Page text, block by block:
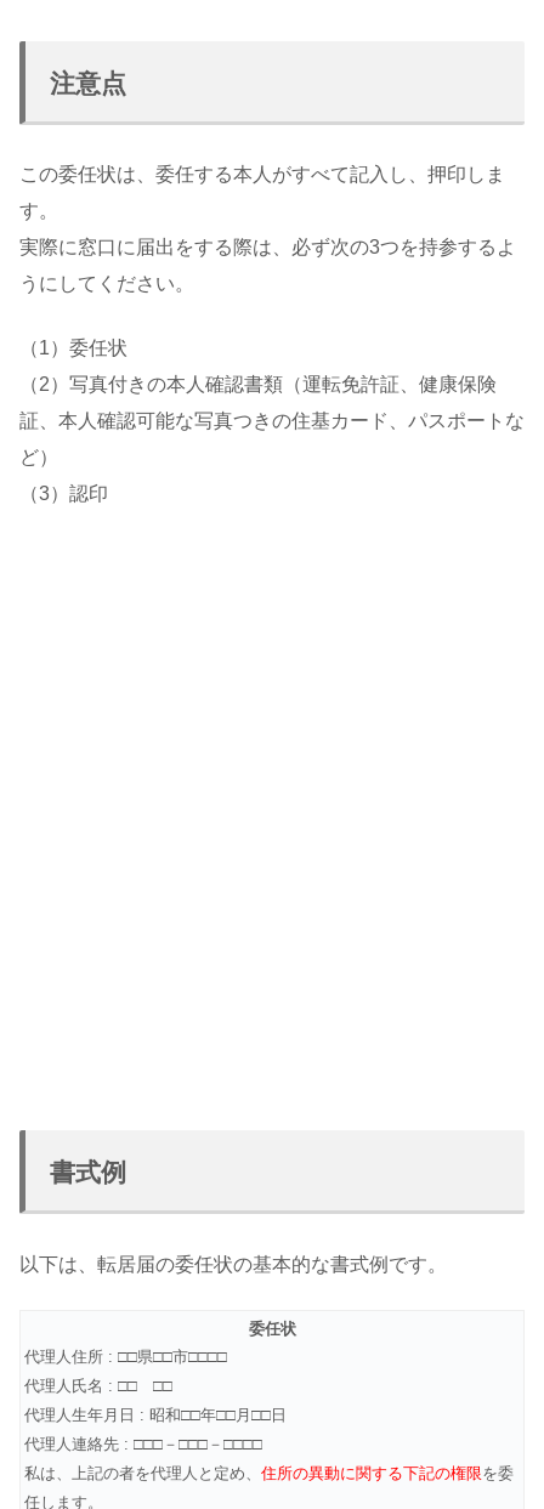
注意点
この委任状は、委任する本人がすべて記入し、押印しま
す。
実際に窓口に届出をする際は、必ず次の3つを持参するよ
うにしてください。
（1）委任状
（2）写真付きの本人確認書類（運転免許証、健康保険
証、本人確認可能な写真つきの住基カード、パスポートな
ど）
（3）認印
書式例
以下は、転居届の委任状の基本的な書式例です。
委任状
代理人住所 : □□県□□市□□□□
代理人氏名 : □□ □□
代理人生年月日 : 昭和□□年□□月□□日
代理人連絡先 : □□□－□□□－□□□□
私は、上記の者を代理人と定め、 住所の異動に関する下記の権限を委
任します。